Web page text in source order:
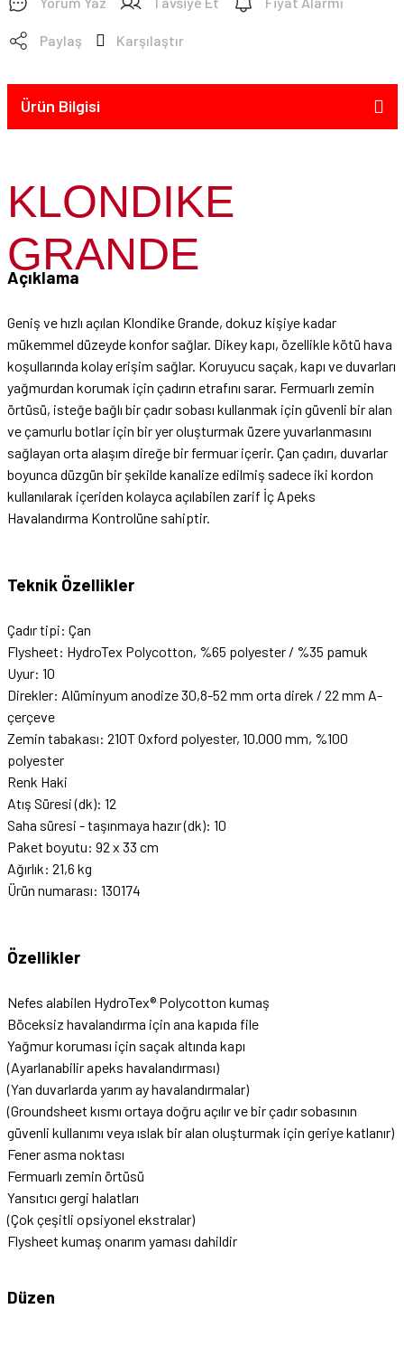
Paylaş Karşılaştır
Ürün Bilgisi
KLONDIKE
GRANDE
Açıklama
Geniş ve hızlı açılan Klondike Grande, dokuz kişiye kadar
mükemmel düzeyde konfor sağlar. Dikey kapı, özellikle kötü hava
koşullarında kolay erişim sağlar. Koruyucu saçak, kapı ve duvarları
yağmurdan korumak için çadırın etrafını sarar. Fermuarlı zemin
örtüsü, isteğe bağlı bir çadır sobası kullanmak için güvenli bir alan
ve çamurlu botlar için bir yer oluşturmak üzere yuvarlanmasını
sağlayan orta alaşım direğe bir fermuar içerir. Çan çadırı, duvarlar
boyunca düzgün bir şekilde kanalize edilmiş sadece iki kordon
kullanılarak içeriden kolayca açılabilen zarif İç Apeks
Havalandırma Kontrolüne sahiptir.
Teknik Özellikler
Çadır tipi: Çan
Flysheet: HydroTex Polycotton, %65 polyester / %35 pamuk
Uyur: 10
Direkler: Alüminyum anodize 30,8-52 mm orta direk / 22 mm A-
çerçeve
Zemin tabakası: 210T Oxford polyester, 10.000 mm, %100
polyester
Renk Haki
Atış Süresi (dk): 12
Saha süresi - taşınmaya hazır (dk): 10
Paket boyutu: 92 x 33 cm
Ağırlık: 21,6 kg
Ürün numarası: 130174
Özellikler
Nefes alabilen HydroTex® Polycotton kumaş
Böceksiz havalandırma için ana kapıda file
Yağmur koruması için saçak altında kapı
(Ayarlanabilir apeks havalandırması)
(Yan duvarlarda yarım ay havalandırmalar)
(Groundsheet kısmı ortaya doğru açılır ve bir çadır sobasının
güvenli kullanımı veya ıslak bir alan oluşturmak için geriye katlanır)
Fener asma noktası
Fermuarlı zemin örtüsü
Yansıtıcı gergi halatları
(Çok çeşitli opsiyonel ekstralar)
Flysheet kumaş onarım yaması dahildir
Düzen